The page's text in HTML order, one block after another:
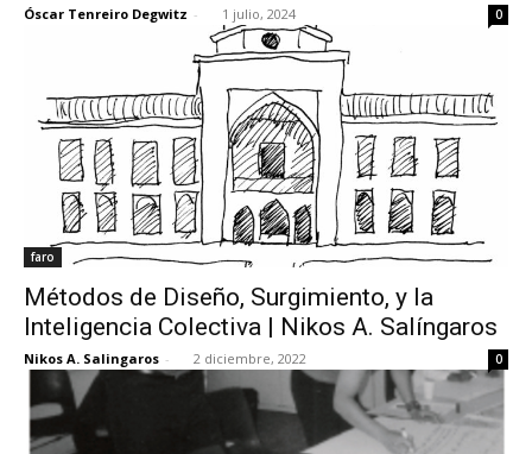
Óscar Tenreiro Degwitz - 1 julio, 2024 0
faro
Métodos de Diseño, Surgimiento, y la
Inteligencia Colectiva | Nikos A. Salíngaros
Nikos A. Salingaros - 2 diciembre, 2022 0